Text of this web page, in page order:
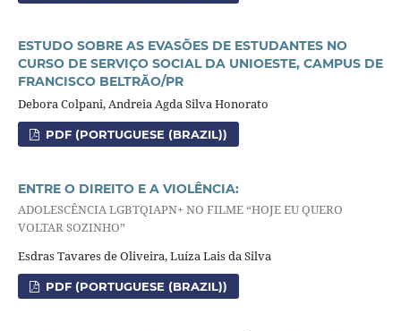
ESTUDO SOBRE AS EVASÕES DE ESTUDANTES NO
CURSO DE SERVIÇO SOCIAL DA UNIOESTE, CAMPUS DE
FRANCISCO BELTRÃO/PR
Debora Colpani, Andreia Agda Silva Honorato
PDF (PORTUGUESE (BRAZIL))
ENTRE O DIREITO E A VIOLÊNCIA:
ADOLESCÊNCIA LGBTQIAPN+ NO FILME “HOJE EU QUERO
VOLTAR SOZINHO”
Esdras Tavares de Oliveira, Luíza Lais da Silva
PDF (PORTUGUESE (BRAZIL))